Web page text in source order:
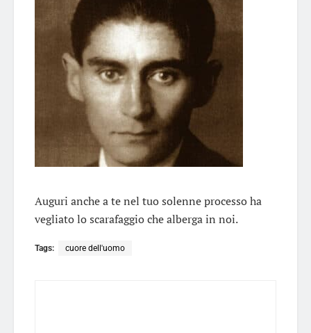
Auguri anche a te nel tuo solenne processo ha
vegliato lo scarafaggio che alberga in noi.
Tags: cuore dell'uomo